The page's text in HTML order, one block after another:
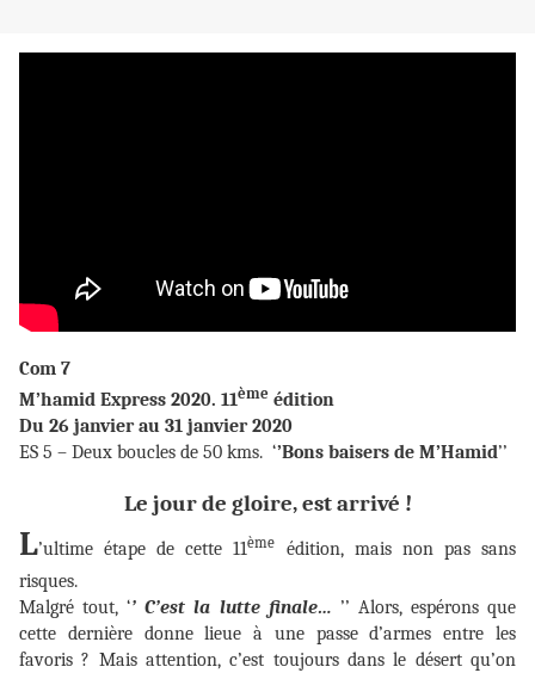
Com 7
M’hamid Express 2020. 11ème édition
Du 26 janvier au 31 janvier 2020
ES 5 – Deux boucles de 50 kms. ‘’Bons baisers de M’Hamid’’
Le jour de gloire, est arrivé !
L’ultime étape de cette 11ème
édition, mais non pas sans
risques.
Malgré tout, ‘’ C’est la lutte finale… ’’ Alors, espérons que
cette dernière donne lieue à une passe d’armes entre les
favoris ? Mais attention, c’est toujours dans le désert qu’on